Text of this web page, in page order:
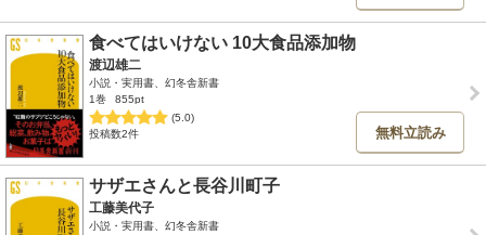
食べてはいけない 10大食品添加物
渡辺雄二
小説・実用書、幻冬舎新書
1巻
855pt
(5.0)
投稿数2件
無料立読み
サザエさんと長谷川町子
工藤美代子
小説・実用書、幻冬舎新書